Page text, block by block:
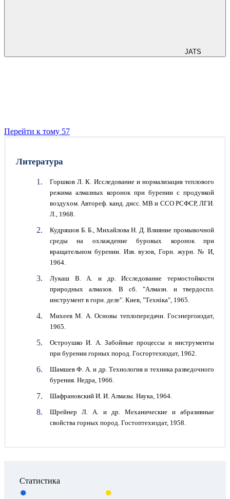
JATS
Перейти к тому 57
Литература
Горшков Л. К. Исследование и нормализация теплового
режима алмазных коронок при бурении с продувкой
воздухом. Автореф. канд. дисс. MB и ССО РСФСР, ЛГИ.
Л., 1968.
Кудряшов Б. Б., Михайлова Н. Д. Влияние промывочной
среды на охлаждение буровых коронок при
вращательном бурении. Изв. вузов, Горн. журн. № И,
1964.
Лукаш В. А. и др. Исследование термостойкости
природных алмазов. В сб. "Алмазн. и твердоспл.
инструмент в горн. деле". Киев, "Техніка", 1965.
Михеев М. А. Основы теплопередачи. Госэнергоиздат,
1965.
Остроушко И. А. Забойные процессы и инструменты
при бурении горных пород. Госгортехиздат, 1962.
Шамшев Ф. А. и др. Технология и техника разведочного
бурения. Недра, 1966.
Шафрановский И. И. Алмазы. Наука, 1964.
Шрейнер Л. А. и др. Механические и абразивные
свойства горных пород. Гостоптехиздат, 1958.
Статистика